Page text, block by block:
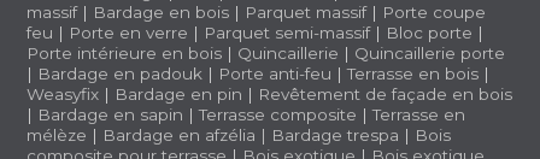
massif| Bardage en bois | Parquet massif| Porte coupe
feu | Porte en verre | Parquet semi-massif| Bloc porte |
Porte intérieure en bois | Quincaillerie | Quincaillerie porte
| Bardage en padouk | Porte anti-feu |Terrasse en bois |
Weasyfix | Bardage en pin | Revêtement de façade en bois
| Bardage en sapin |Terrasse composite |Terrasse en
mélèze | Bardage en afzélia | Bardage trespa | Bois
composite pour terrasse | Bois exotique | Bois exotique